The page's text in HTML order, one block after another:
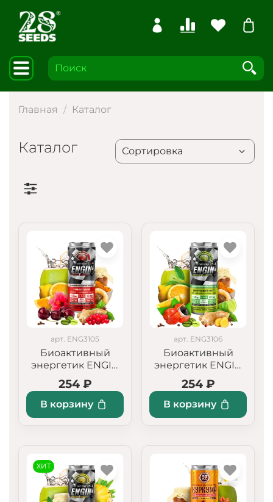
Главная Каталог
Каталог
арт. ENG3105
Биоактивный
энергетик ENGIN
«Пряная вишня»
254 ₽
В корзину
арт. ENG3106
Биоактивный
энергетик ENGIN
«Цитрусовый
твист»
254 ₽
В корзину
ХИТ